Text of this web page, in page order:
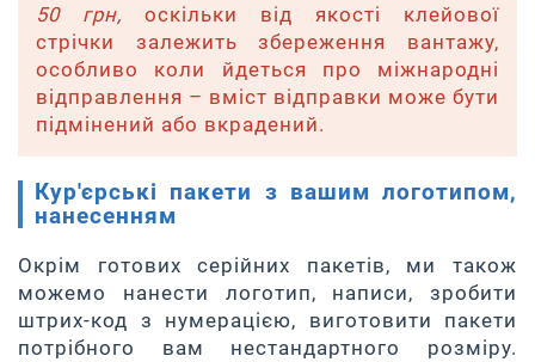
50 грн, оскільки від якості клейової
стрічки залежить збереження вантажу,
особливо коли йдеться про міжнародні
відправлення – вміст відправки може бути
підмінений або вкрадений.
Кур'єрські пакети з вашим логотипом,
нанесенням
Окрім готових серійних пакетів, ми також
можемо нанести логотип, написи, зробити
штрих-код з нумерацією, виготовити пакети
потрібного вам нестандартного розміру.